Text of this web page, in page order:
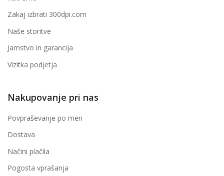
Zakaj izbrati 300dpi.com
Naše storitve
Jamstvo in garancija
Vizitka podjetja
Nakupovanje pri nas
Povpraševanje po meri
Dostava
Načini plačila
Pogosta vprašanja